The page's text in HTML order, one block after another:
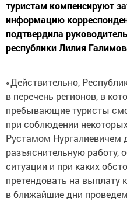
информацию
подтвердила
республики Лилия
в перечень регионов, в
пребывающие туристы
при соблюдении
Рустамом Нургалиевичем
разъяснительную работу,
ситуации и при каких
претендовать на выплату
в ближайшие дни
по туризму, разъяснение